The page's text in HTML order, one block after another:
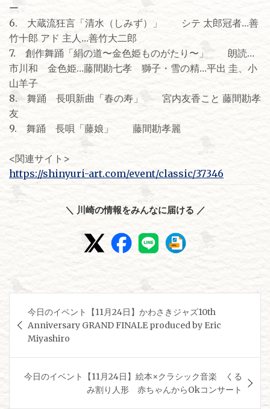
ー
6. 大蔵流狂言「清水（しみず）」 シテ 太郎冠者…善
竹十郎 アド 主人…善竹大二郎
7. 創作舞踊「絹の道〜金色姫ものがたり〜」 朗読…
市川和 金色姫…藤間勘七孝 獅子・雪の精…平出 圭、小
山羊子
8. 舞踊 長唄新曲「春の寿」 宮内友香こと 藤間勘孝
友
9. 舞踊 長唄「藤娘」 藤間勘孝麗
<関連サイト>
https://shinyuri-art.com/event/classic/37346
＼ 川崎の情報をみんなに届ける ／
稿
ビ
今日のイベント【11月24日】かわさきジャズ10th
Anniversary GRAND FINALE produced by Eric
Miyashiro
今日のイベント【11月24日】絵本×クラシック音楽 くる
み割り人形 赤ちゃんからOkコンサート